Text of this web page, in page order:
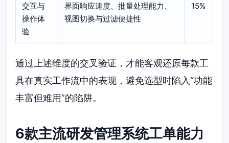
交互与
操作体
验
界面响应速度、批量处理能力、
视图切换与过滤便捷性
15%
通过上述维度的交叉验证，才能客观还原每款工
具在真实工作流中的表现，避免选型时陷入“功能
丰富但难用”的陷阱。
6款主流研发管理系统工单能力